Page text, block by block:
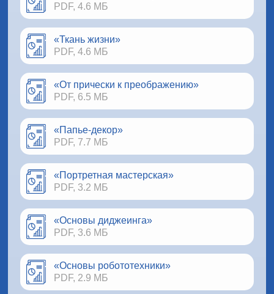
PDF, 4.6 МБ
«Ткань жизни»
PDF, 4.6 МБ
«От прически к преображению»
PDF, 6.5 МБ
«Папье-декор»
PDF, 7.7 МБ
«Портретная мастерская»
PDF, 3.2 МБ
«Основы диджеинга»
PDF, 3.6 МБ
«Основы робототехники»
PDF, 2.9 МБ